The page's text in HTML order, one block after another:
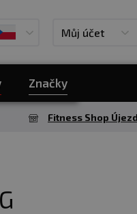
Můj účet
Značky
Fitness Shop